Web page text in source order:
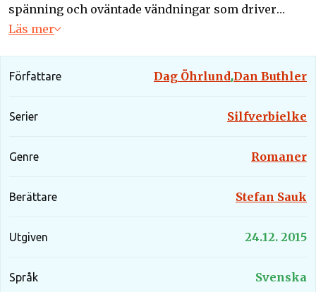
spänning och oväntade vändningar som driver
berättelsen mot en explosiv uppgörelse.
Läs mer
Författare Dag Öhrlund,Dan Buthler
Serier Silfverbielke
Genre Romaner
Berättare Stefan Sauk
Utgiven 24.12. 2015
Språk Svenska